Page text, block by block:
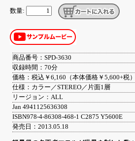
数量:
商品番号：SPD-3630
収録時間：70分
価格：税込￥6,160（本体価格￥5,600+税）
仕様：カラー／STEREO／片面1層
リージョン：ALL
Jan 4941125636308
ISBN978-4-86308-468-1 C2875 Y5600E
発売日：2013.05.18